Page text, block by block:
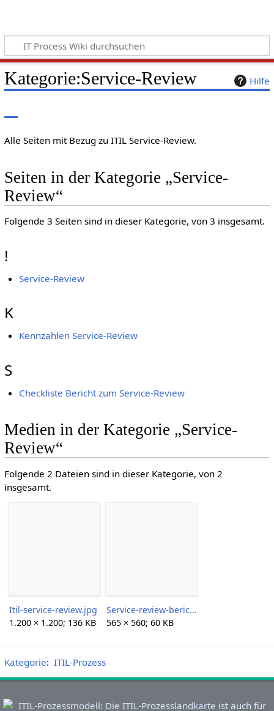
Hilfe
Kategorie:Service-Review
Alle Seiten mit Bezug zu ITIL Service-Review.
Seiten in der Kategorie „Service-
Review“
Folgende 3 Seiten sind in dieser Kategorie, von 3 insgesamt.
!
Service-Review
K
Kennzahlen Service-Review
S
Checkliste Bericht zum Service-Review
Medien in der Kategorie „Service-
Review“
Folgende 2 Dateien sind in dieser Kategorie, von 2
insgesamt.
Itil-service-review.jpg
1.200 × 1.200; 136 KB
Service-review-bericht.png
565 × 560; 60 KB
Kategorie: ITIL-Prozess